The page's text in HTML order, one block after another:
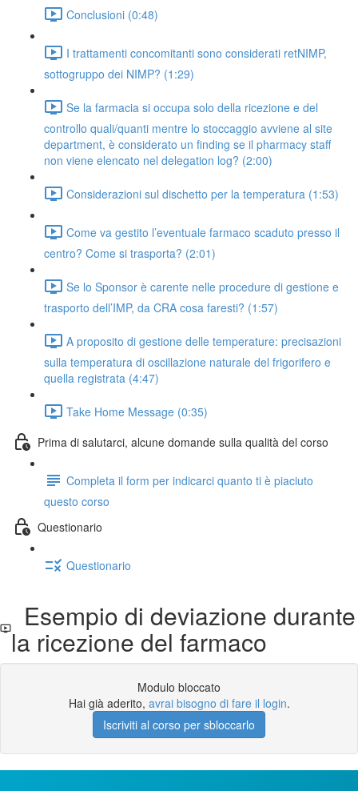
Conclusioni (0:48)
I trattamenti concomitanti sono considerati retNIMP,
sottogruppo dei NIMP? (1:29)
Se la farmacia si occupa solo della ricezione e del
controllo quali/quanti mentre lo stoccaggio avviene al site
department, è considerato un finding se il pharmacy staff
non viene elencato nel delegation log? (2:00)
Considerazioni sul dischetto per la temperatura (1:53)
Come va gestito l’eventuale farmaco scaduto presso il
centro? Come si trasporta? (2:01)
Se lo Sponsor è carente nelle procedure di gestione e
trasporto dell’IMP, da CRA cosa faresti? (1:57)
A proposito di gestione delle temperature: precisazioni
sulla temperatura di oscillazione naturale del frigorifero e
quella registrata (4:47)
Take Home Message (0:35)
Prima di salutarci, alcune domande sulla qualità del corso
Completa il form per indicarci quanto ti è piaciuto
questo corso
Questionario
Questionario
Esempio di deviazione durante
la ricezione del farmaco
Modulo bloccato
Hai già aderito, avrai bisogno di fare il login.
Iscriviti al corso per sbloccarlo